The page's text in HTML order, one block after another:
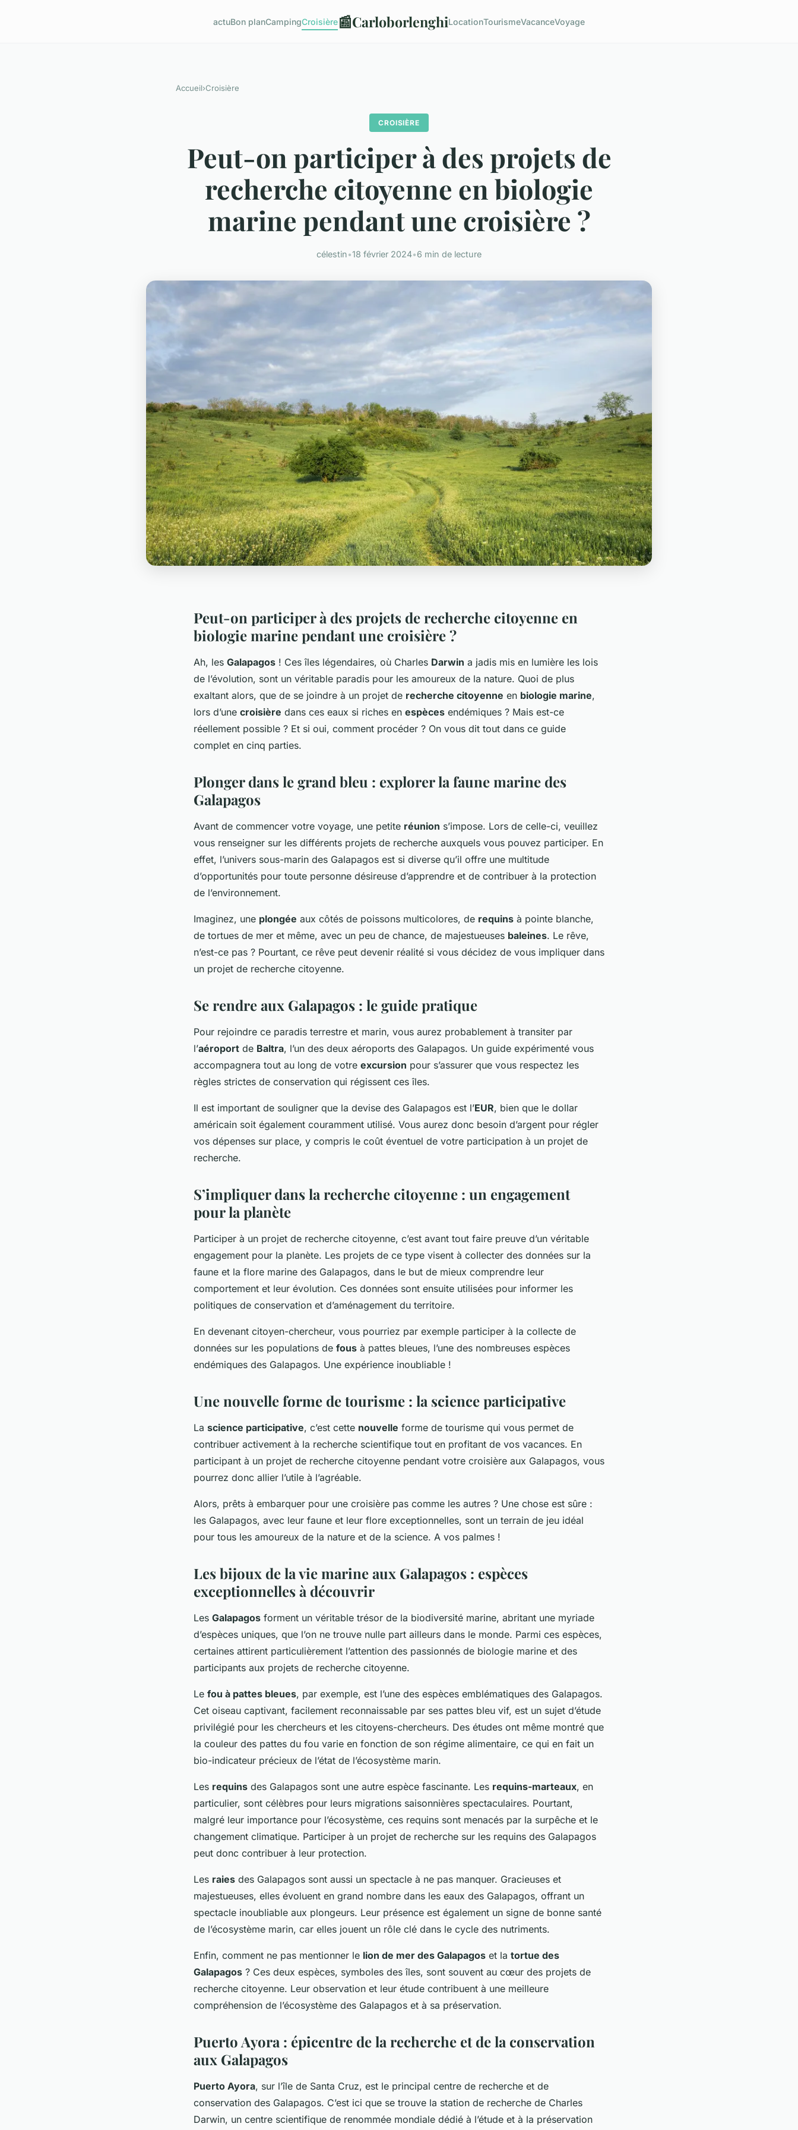
actuBon planCampingCroisière📰CarloborlenghiLocationTourismeVacanceVoyage
Accueil›Croisière
CROISIÈRE
Peut-on participer à des projets de
recherche citoyenne en biologie
marine pendant une croisière ?
célestin•18 février 2024•6 min de lecture
Peut-on participer à des projets de recherche citoyenne en
biologie marine pendant une croisière ?
Ah, les Galapagos ! Ces îles légendaires, où Charles Darwin a jadis mis en lumière les lois
de l’évolution, sont un véritable paradis pour les amoureux de la nature. Quoi de plus
exaltant alors, que de se joindre à un projet de recherche citoyenne en biologie marine,
lors d’une croisière dans ces eaux si riches en espèces endémiques ? Mais est-ce
réellement possible ? Et si oui, comment procéder ? On vous dit tout dans ce guide
complet en cinq parties.
Plonger dans le grand bleu : explorer la faune marine des
Galapagos
Avant de commencer votre voyage, une petite réunion s’impose. Lors de celle-ci, veuillez
vous renseigner sur les différents projets de recherche auxquels vous pouvez participer. En
effet, l’univers sous-marin des Galapagos est si diverse qu’il offre une multitude
d’opportunités pour toute personne désireuse d’apprendre et de contribuer à la protection
de l’environnement.
Imaginez, une plongée aux côtés de poissons multicolores, de requins à pointe blanche,
de tortues de mer et même, avec un peu de chance, de majestueuses baleines. Le rêve,
n’est-ce pas ? Pourtant, ce rêve peut devenir réalité si vous décidez de vous impliquer dans
un projet de recherche citoyenne.
Se rendre aux Galapagos : le guide pratique
Pour rejoindre ce paradis terrestre et marin, vous aurez probablement à transiter par
l’aéroport de Baltra, l’un des deux aéroports des Galapagos. Un guide expérimenté vous
accompagnera tout au long de votre excursion pour s’assurer que vous respectez les
règles strictes de conservation qui régissent ces îles.
Il est important de souligner que la devise des Galapagos est l’EUR, bien que le dollar
américain soit également couramment utilisé. Vous aurez donc besoin d’argent pour régler
vos dépenses sur place, y compris le coût éventuel de votre participation à un projet de
recherche.
S’impliquer dans la recherche citoyenne : un engagement
pour la planète
Participer à un projet de recherche citoyenne, c’est avant tout faire preuve d’un véritable
engagement pour la planète. Les projets de ce type visent à collecter des données sur la
faune et la flore marine des Galapagos, dans le but de mieux comprendre leur
comportement et leur évolution. Ces données sont ensuite utilisées pour informer les
politiques de conservation et d’aménagement du territoire.
En devenant citoyen-chercheur, vous pourriez par exemple participer à la collecte de
données sur les populations de fous à pattes bleues, l’une des nombreuses espèces
endémiques des Galapagos. Une expérience inoubliable !
Une nouvelle forme de tourisme : la science participative
La science participative, c’est cette nouvelle forme de tourisme qui vous permet de
contribuer activement à la recherche scientifique tout en profitant de vos vacances. En
participant à un projet de recherche citoyenne pendant votre croisière aux Galapagos, vous
pourrez donc allier l’utile à l’agréable.
Alors, prêts à embarquer pour une croisière pas comme les autres ? Une chose est sûre :
les Galapagos, avec leur faune et leur flore exceptionnelles, sont un terrain de jeu idéal
pour tous les amoureux de la nature et de la science. A vos palmes !
Les bijoux de la vie marine aux Galapagos : espèces
exceptionnelles à découvrir
Les Galapagos forment un véritable trésor de la biodiversité marine, abritant une myriade
d’espèces uniques, que l’on ne trouve nulle part ailleurs dans le monde. Parmi ces espèces,
certaines attirent particulièrement l’attention des passionnés de biologie marine et des
participants aux projets de recherche citoyenne.
Le fou à pattes bleues, par exemple, est l’une des espèces emblématiques des Galapagos.
Cet oiseau captivant, facilement reconnaissable par ses pattes bleu vif, est un sujet d’étude
privilégié pour les chercheurs et les citoyens-chercheurs. Des études ont même montré que
la couleur des pattes du fou varie en fonction de son régime alimentaire, ce qui en fait un
bio-indicateur précieux de l’état de l’écosystème marin.
Les requins des Galapagos sont une autre espèce fascinante. Les requins-marteaux, en
particulier, sont célèbres pour leurs migrations saisonnières spectaculaires. Pourtant,
malgré leur importance pour l’écosystème, ces requins sont menacés par la surpêche et le
changement climatique. Participer à un projet de recherche sur les requins des Galapagos
peut donc contribuer à leur protection.
Les raies des Galapagos sont aussi un spectacle à ne pas manquer. Gracieuses et
majestueuses, elles évoluent en grand nombre dans les eaux des Galapagos, offrant un
spectacle inoubliable aux plongeurs. Leur présence est également un signe de bonne santé
de l’écosystème marin, car elles jouent un rôle clé dans le cycle des nutriments.
Enfin, comment ne pas mentionner le lion de mer des Galapagos et la tortue des
Galapagos ? Ces deux espèces, symboles des îles, sont souvent au cœur des projets de
recherche citoyenne. Leur observation et leur étude contribuent à une meilleure
compréhension de l’écosystème des Galapagos et à sa préservation.
Puerto Ayora : épicentre de la recherche et de la conservation
aux Galapagos
Puerto Ayora, sur l’île de Santa Cruz, est le principal centre de recherche et de
conservation des Galapagos. C’est ici que se trouve la station de recherche de Charles
Darwin, un centre scientifique de renommée mondiale dédié à l’étude et à la préservation